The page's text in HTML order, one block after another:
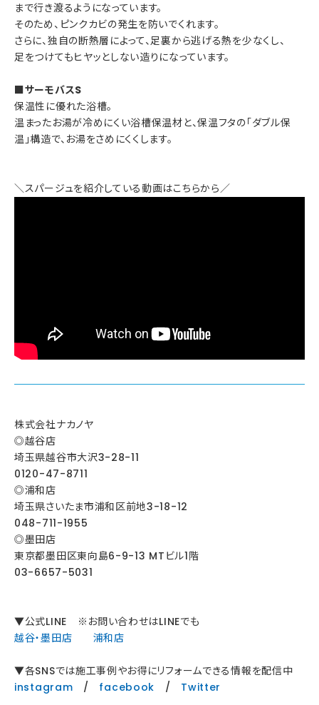
まで行き渡るようになっています。
そのため、ピンクカビの発生を防いでくれます。
さらに、独自の断熱層によって、足裏から逃げる熱を少なくし、
足をつけてもヒヤッとしない造りになっています。
■サーモバスS
保温性に優れた浴槽。
温まったお湯が冷めにくい浴槽保温材と、保温フタの「ダブル保
温」構造で、お湯をさめにくくします。
＼スパージュを紹介している動画はこちらから／
株式会社ナカノヤ
◎越谷店
埼玉県越谷市大沢3-28-11
0120-47-8711
◎浦和店
埼玉県さいたま市浦和区前地3-18-12
048-711-1955
◎墨田店
東京都墨田区東向島6-9-13 MTビル1階
03-6657-5031
▼公式LINE ※お問い合わせはLINEでも
越谷・墨田店
浦和店
▼各SNSでは施工事例やお得にリフォームできる情報を配信中
instagram / facebook / Twitter